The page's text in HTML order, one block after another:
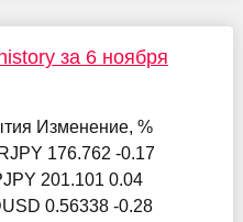
за 6 ноября
Изменение, %
176.762 -0.17
201.101 0.04
0.56338 -0.28